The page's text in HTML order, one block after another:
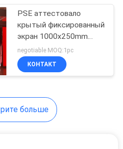
PSE аттестовало
крытый фиксированный
экран 1000x250mm
СИД P2.5
negotiable MOQ:1pc
КОНТАКТ
больше